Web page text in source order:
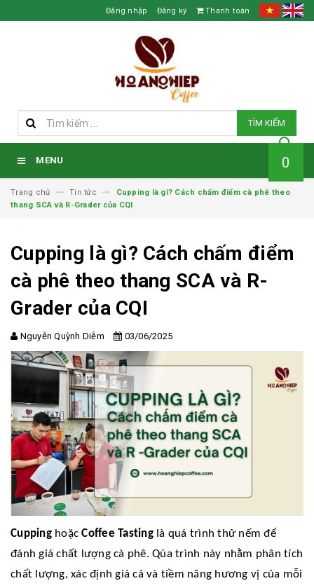
Đăng nhập Đăng ký Thanh toán
TÌM KIẾM
MENU 0
Trang chủ Tin tức
Cupping là gì? Cách chấm điểm cà phê theo
thang SCA và R-Grader của CQI
Cupping là gì? Cách chấm điểm
cà phê theo thang SCA và R-
Grader của CQI
Nguyễn Quỳnh Diễm 03/06/2025
CuppinghoặcCoffee Tastinglà quá trình thử nếm để
đánh giá chất lượng cà phê. Qúa trình này nhằm phân tích
chất lượng, xác định giá cả và tiềm năng hương vị của mỗi